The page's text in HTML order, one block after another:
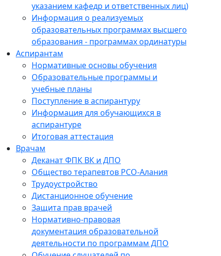
указанием кафедр и ответственных лиц)
Информация о реализуемых
образовательных программах высшего
образования - программах ординатуры
Аспирантам
Нормативные основы обучения
Образовательные программы и
учебные планы
Поступление в аспирантуру
Информация для обучающихся в
аспирантуре
Итоговая аттестация
Врачам
Деканат ФПК ВК и ДПО
Общество терапевтов РСО-Алания
Трудоустройство
Дистанционное обучение
Защита прав врачей
Нормативно-правовая
документация образовательной
деятельности по программам ДПО